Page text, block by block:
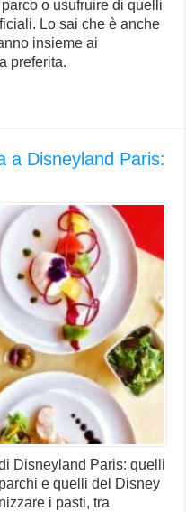
o usufruire di quelli
Lo sai che è anche
insieme ai
preferita.
a Disneyland Paris:
Disneyland Paris: quelli
e quelli del Disney
i pasti, tra